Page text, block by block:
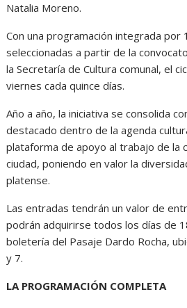
Natalia Moreno.
Con una programación integrada por
seleccionadas a partir de la
la Secretaría de Cultura comunal, el
viernes cada quince días.
Año a año, la iniciativa se consolida
destacado dentro de la agenda
plataforma de apoyo al trabajo de la
ciudad, poniendo en valor la
platense.
Las entradas tendrán un valor de
podrán adquirirse todos los días de
boletería del Pasaje Dardo Rocha,
y 7.
LA PROGRAMACIÓN COMPLETA